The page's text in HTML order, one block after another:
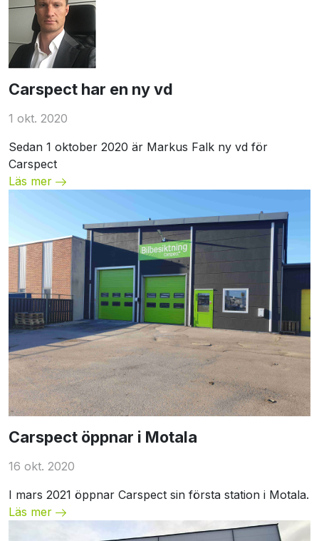
Carspect har en ny vd
1 okt. 2020
Sedan 1 oktober 2020 är Markus Falk ny vd för
Carspect
Läs mer
Carspect öppnar i Motala
16 okt. 2020
I mars 2021 öppnar Carspect sin första station i Motala.
Läs mer